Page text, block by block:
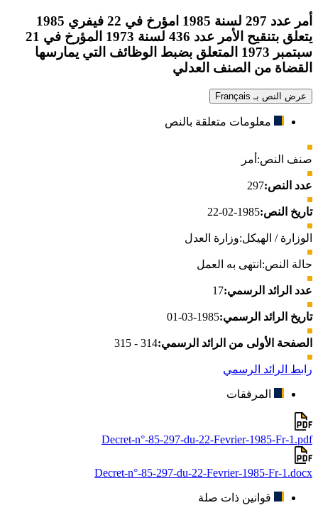
أمر عدد 297 لسنة 1985 امؤرخ في 22 فيفري 1985
يتعلق بتنقيح الأمر عدد 436 لسنة 1973 المؤرخ في 21
سبتمبر 1973 المتعلق بضبط الوظائف التي يمارسها
القضاة من الصنف العدلي
عرض النص بـ Français
معلومات متعلقة بالنص
صنف النص: أمر
عدد النص:297
تاريخ النص:1985-02-22
الوزارة / الهيكل:وزارة العدل
حالة النص: انتهى به العمل
عدد الرائد الرسمي:17
تاريخ الرائد الرسمي:1985-03-01
الصفحة الأولى من الرائد الرسمي:314 - 315
رابط الرائد الرسمي
المرفقات
Decret-n°-85-297-du-22-Fevrier-1985-Fr-1.pdf
Decret-n°-85-297-du-22-Fevrier-1985-Fr-1.docx
قوانين ذات صلة